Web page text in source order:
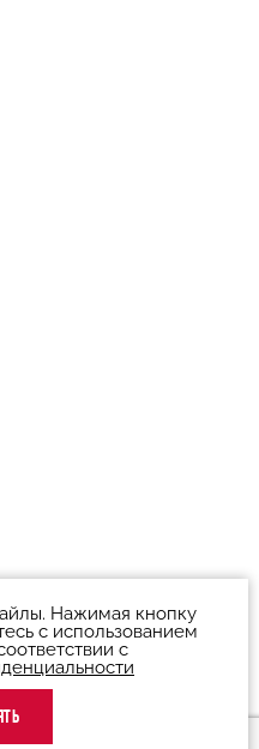
Нажимая кнопку
с использованием
с